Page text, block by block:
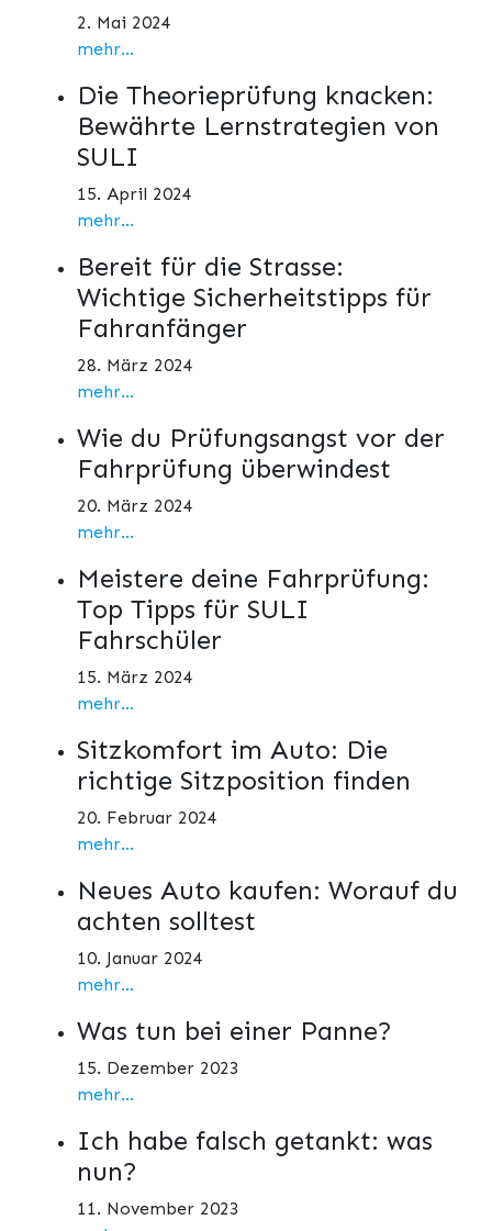
2. Mai 2024
mehr...
Die Theorieprüfung knacken:
Bewährte Lernstrategien von
SULI
15. April 2024
mehr...
Bereit für die Strasse:
Wichtige Sicherheitstipps für
Fahranfänger
28. März 2024
mehr...
Wie du Prüfungsangst vor der
Fahrprüfung überwindest
20. März 2024
mehr...
Meistere deine Fahrprüfung:
Top Tipps für SULI
Fahrschüler
15. März 2024
mehr...
Sitzkomfort im Auto: Die
richtige Sitzposition finden
20. Februar 2024
mehr...
Neues Auto kaufen: Worauf du
achten solltest
10. Januar 2024
mehr...
Was tun bei einer Panne?
15. Dezember 2023
mehr...
Ich habe falsch getankt: was
nun?
11. November 2023